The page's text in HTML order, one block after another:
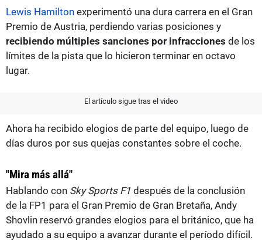
Lewis Hamilton experimentó una dura carrera en el Gran
Premio de Austria, perdiendo varias posiciones y
recibiendo múltiples sanciones por infracciones de los
límites de la pista que lo hicieron terminar en octavo
lugar.
El artículo sigue tras el video
Ahora ha recibido elogios de parte del equipo, luego de
días duros por sus quejas constantes sobre el coche.
"Mira más allá"
Hablando con Sky Sports F1 después de la conclusión
de la FP1 para el Gran Premio de Gran Bretaña, Andy
Shovlin reservó grandes elogios para el británico, que ha
ayudado a su equipo a avanzar durante el período difícil.